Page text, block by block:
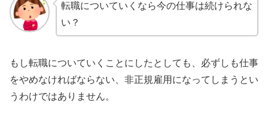
転職についていくなら今の仕事は続けられな
い？
もし転職についていくことにしたとしても、必ずしも仕事
をやめなければならない、非正規雇用になってしまうとい
うわけではありません。